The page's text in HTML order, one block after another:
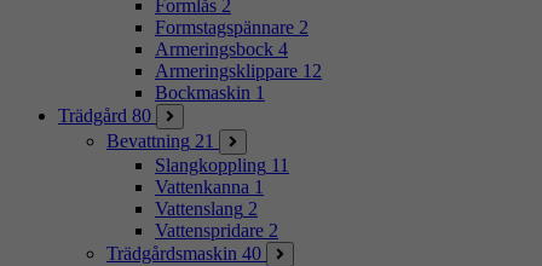
Formlås 2
Formstagspännare 2
Armeringsbock 4
Armeringsklippare 12
Bockmaskin 1
Trädgård 80
Bevattning 21
Slangkoppling 11
Vattenkanna 1
Vattenslang 2
Vattenspridare 2
Trädgårdsmaskin 40